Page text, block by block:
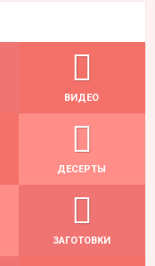
ВИДЕО
ДЕСЕРТЫ
ЗАГОТОВКИ